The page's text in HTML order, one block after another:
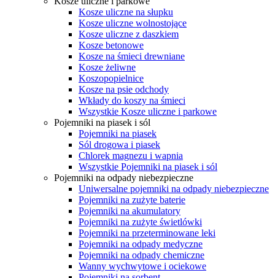
Kosze uliczne na słupku
Kosze uliczne wolnostojące
Kosze uliczne z daszkiem
Kosze betonowe
Kosze na śmieci drewniane
Kosze żeliwne
Koszopopielnice
Kosze na psie odchody
Wkłady do koszy na śmieci
Wszystkie Kosze uliczne i parkowe
Pojemniki na piasek i sól
Pojemniki na piasek
Sól drogowa i piasek
Chlorek magnezu i wapnia
Wszystkie Pojemniki na piasek i sól
Pojemniki na odpady niebezpieczne
Uniwersalne pojemniki na odpady niebezpieczne
Pojemniki na zużyte baterie
Pojemniki na akumulatory
Pojemniki na zużyte świetlówki
Pojemniki na przeterminowane leki
Pojemniki na odpady medyczne
Pojemniki na odpady chemiczne
Wanny wychwytowe i ociekowe